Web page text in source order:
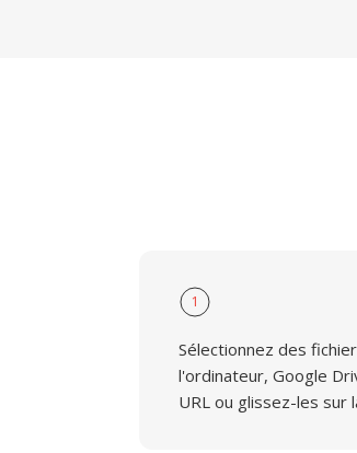
1
Sélectionnez des
l'ordinateur, Google
URL ou glissez-les sur